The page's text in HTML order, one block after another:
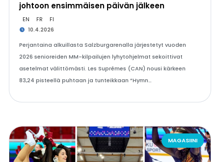
johtoon ensimmäisen päivän jälkeen
EN FR FI
10.4.2026
Perjantaina alkuillasta Salzburgarenalla järjestetyt vuoden
2026 senioreiden MM-kilpailujen lyhytohjelmat sekoittivat
asetelmat välittömästi. Les Suprêmes (CAN) nousi kärkeen
83,24 pisteellä puhtaan ja tunteikkaan ”Hymn…
MAGASIINI